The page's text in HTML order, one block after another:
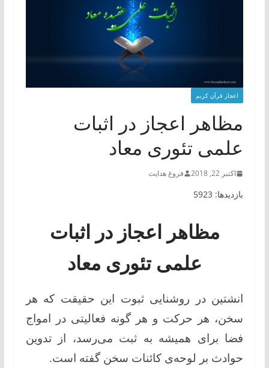
اعجاز قرآن کریم
مظاهر اعجاز در اثبات
علمی تئوری معاد
اکتبر 22, 2018 فروغ هدایت
بازدیدها: 5923
مظاهر اعجاز در اثبات
علمی تئوری معاد
انشتین در روشنایی ثبوت این حقیقت كه هر
سخن، هر حركت و هر گونه فعالیتی در امواج
فضا برای همیشه به ثبت می‌رسد، از تدوین
حوادث بر لوحه‌ی كائنات سخن گفته است.